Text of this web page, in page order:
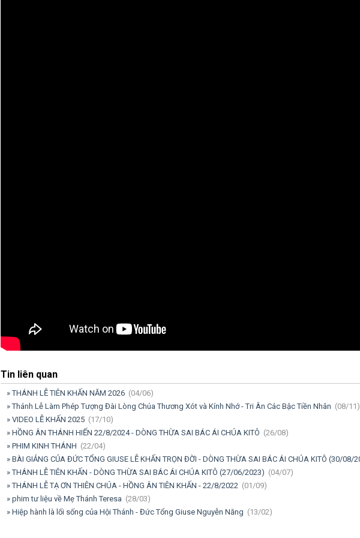
Tin liên quan
» THÁNH LỄ TIÊN KHẤN NĂM 2026 (04/06)
» Thánh Lễ Làm Phép Tượng Đài Lòng Chúa Thương Xót và Kính Nhớ - Tri Ân Các Bậc Tiền Nhân (08/11)
» VIDEO LỄ KHẤN 2025 (17/10)
» HỒNG ÂN THÁNH HIẾN 22/8/2024 - DÒNG THỪA SAI BÁC ÁI CHÚA KITÔ (26/08)
» PHIM KINH THÁNH (22/04)
» BÀI GIẢNG CỦA ĐỨC TỔNG GIUSE LỄ KHẤN TRỌN ĐỜI - DÒNG THỪA SAI BÁC ÁI CHÚA KITÔ (30/08/
» THÁNH LỄ TIÊN KHẤN - DÒNG THỪA SAI BÁC ÁI CHÚA KITÔ (27/06/2023) (04/07)
» THÁNH LỄ TẠ ƠN THIÊN CHÚA - HỒNG ÂN TIÊN KHẤN - 22/8/2022 (01/09)
» phim tư liệu về Mẹ Thánh Teresa (28/03)
» Hiệp hành là lối sống của Hội Thánh - Đức Tổng Giuse Nguyễn Năng (13/02)